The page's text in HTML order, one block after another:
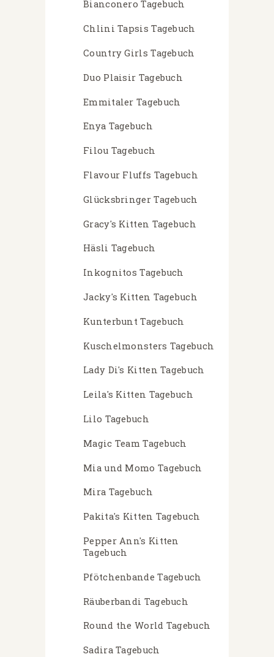
Bianconero Tagebuch
Chlini Tapsis Tagebuch
Country Girls Tagebuch
Duo Plaisir Tagebuch
Emmitaler Tagebuch
Enya Tagebuch
Filou Tagebuch
Flavour Fluffs Tagebuch
Glücksbringer Tagebuch
Gracy's Kitten Tagebuch
Häsli Tagebuch
Inkognitos Tagebuch
Jacky's Kitten Tagebuch
Kunterbunt Tagebuch
Kuschelmonsters Tagebuch
Lady Di's Kitten Tagebuch
Leila's Kitten Tagebuch
Lilo Tagebuch
Magic Team Tagebuch
Mia und Momo Tagebuch
Mira Tagebuch
Pakita's Kitten Tagebuch
Pepper Ann's Kitten
Tagebuch
Pfötchenbande Tagebuch
Räuberbandi Tagebuch
Round the World Tagebuch
Sadira Tagebuch